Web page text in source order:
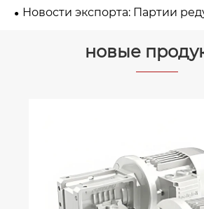
механизмов?
Новости экспорта: Партии
российских промышленных
новые